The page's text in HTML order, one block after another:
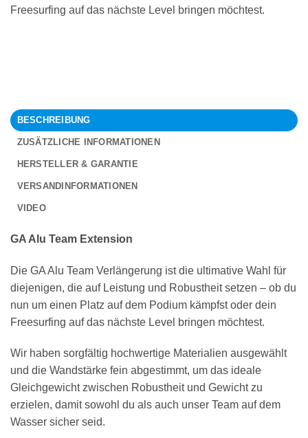
Freesurfing auf das nächste Level bringen möchtest.
BESCHREIBUNG
ZUSÄTZLICHE INFORMATIONEN
HERSTELLER & GARANTIE
VERSANDINFORMATIONEN
VIDEO
GA Alu Team Extension
Die GA Alu Team Verlängerung ist die ultimative Wahl für
diejenigen, die auf Leistung und Robustheit setzen – ob du
nun um einen Platz auf dem Podium kämpfst oder dein
Freesurfing auf das nächste Level bringen möchtest.
Wir haben sorgfältig hochwertige Materialien ausgewählt
und die Wandstärke fein abgestimmt, um das ideale
Gleichgewicht zwischen Robustheit und Gewicht zu
erzielen, damit sowohl du als auch unser Team auf dem
Wasser sicher seid.